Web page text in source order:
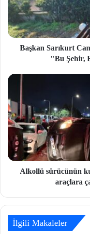
Başkan Sarıkurt
"Bu Şehir,
Alkollü sürücünün
araçlara
İlgili Makaleler